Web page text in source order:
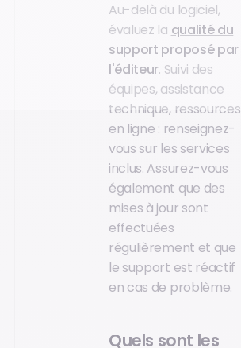
Au-delà du logiciel,
évaluez la qualité du
support proposé par
l'éditeur. Suivi des
équipes, assistance
technique, ressources
en ligne : renseignez-
vous sur les services
inclus. Assurez-vous
également que des
mises à jour sont
effectuées
régulièrement et que
le support est réactif
en cas de problème.
Quels sont les